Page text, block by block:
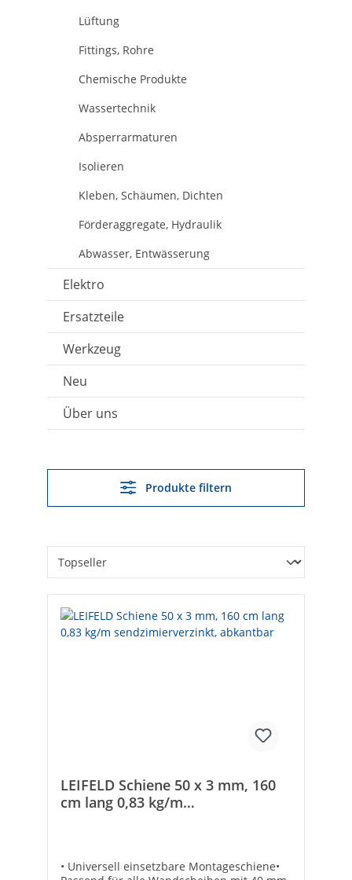
Lüftung
Fittings, Rohre
Chemische Produkte
Wassertechnik
Absperrarmaturen
Isolieren
Kleben, Schäumen, Dichten
Förderaggregate, Hydraulik
Abwasser, Entwässerung
Elektro
Ersatzteile
Werkzeug
Neu
Über uns
Produkte filtern
LEIFELD Schiene 50 x 3 mm, 160
cm lang 0,83 kg/m
• Universell einsetzbare Montageschiene•